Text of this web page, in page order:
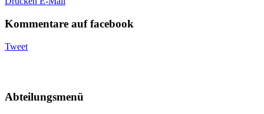
Kommentare auf facebook
Tweet
Abteilungsmenü